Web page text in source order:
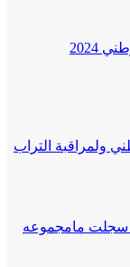
2024
ولمراقبة التراب
سجلت مامجموعه